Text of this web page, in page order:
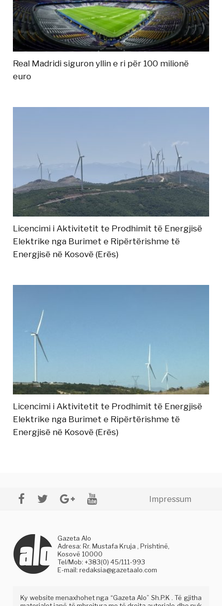
Real Madridi siguron yllin e ri për 100 milionë
euro
Licencimi i Aktivitetit te Prodhimit të Energjisë
Elektrike nga Burimet e Ripërtërishme të
Energjisë në Kosovë (Erës)
Licencimi i Aktivitetit te Prodhimit të Energjisë
Elektrike nga Burimet e Ripërtërishme të
Energjisë në Kosovë (Erës)
Impressum
Gazeta Alo
Adresa: Rr. Mustafa Kruja , Prishtinë,
Kosovë 10000
Tel/Mob: +383(0) 45/111-993
E-mail:redaksia@gazetaalo.com
Ky website menaxhohet nga “Gazeta Alo” Sh.P.K . Të gjitha